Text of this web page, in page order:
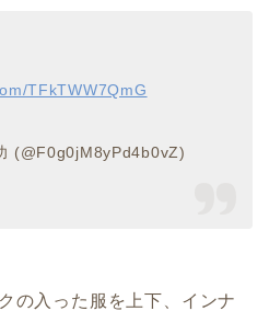
TFkTWW7QmG
(@F0g0jM8yPd4b0vZ)
の入った服を上下、インナ